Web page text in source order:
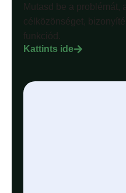
Mutasd be a problémát,
célközönséget,
funkciód.
Kattints ide